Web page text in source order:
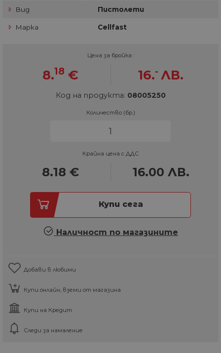
Вид Пистолети
Марка Cellfast
Цена за бройка :
8.18 € 16.- ЛВ.
Код на продукта: 08005250
Количество (бр.)
Крайна цена с ДДС
8.18 € 16.00 ЛВ.
Купи сега
Наличност по магазините
Добави в любими
Купи онлайн, вземи от магазина
Купи на Кредит
Следи за намаление